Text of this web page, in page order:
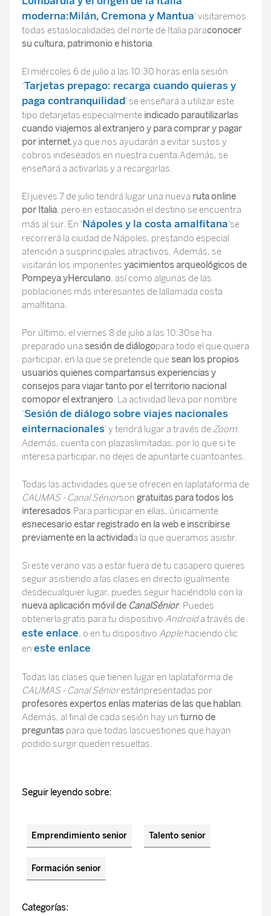
moderna:Milán, Cremona y Mantua’ visitaremos
todas estaslocalidades del norte de Italia paraconocer
su cultura, patrimonio e historia.
El miércoles 6 de julio a las 10:30 horas enla sesión
‘Tarjetas prepago: recarga cuando quieras y
paga contranquilidad’ se enseñará a utilizar este
tipo detarjetas especialmente indicado parautilizarlas
cuando viajemos al extranjero y para comprar y pagar
por internet,ya que nos ayudarán a evitar sustos y
cobros indeseados en nuestra cuenta.Además, se
enseñará a activarlas y a recargarlas.
El jueves 7 de julio tendrá lugar una nueva ruta online
por Italia, pero en estaocasión el destino se encuentra
más al sur. En ‘Nápoles y la costa amalfitana’se
recorrerá la ciudad de Nápoles, prestando especial
atención a susprincipales atractivos. Además, se
visitarán los imponentes yacimientos arqueológicos de
Pompeya yHerculano, así como algunas de las
poblaciones más interesantes de lallamada costa
amalfitana.
Por último, el viernes 8 de julio a las 10:30se ha
preparado una sesión de diálogopara todo el que quiera
participar, en la que se pretende que sean los propios
usuarios quienes compartansus experiencias y
consejos para viajar tanto por el territorio nacional
comopor el extranjero. La actividad lleva por nombre
‘Sesión de diálogo sobre viajes nacionales
einternacionales’ y tendrá lugar a través deZoom.
Además, cuenta con plazaslimitadas, por lo que si te
interesa participar, no dejes de apuntarte cuantoantes.
Todas las actividades que se ofrecen en laplataforma de
CAUMAS - Canal Séniorson gratuitas para todos los
interesados.Para participar en ellas, únicamente
esnecesario estar registrado en la web e inscribirse
previamente en la actividada la que queramos asistir.
Si este verano vas a estar fuera de tu casapero quieres
seguir asistiendo a las clases en directo igualmente
desdecualquier lugar, puedes seguir haciéndolo con la
nueva aplicación móvil de CanalSénior. Puedes
obtenerla gratis para tu dispositivo Androida través de
este enlace, o en tu dispositivo Applehaciendo clic
en este enlace.
Todas las clases que tienen lugar en laplataforma de
CAUMAS - Canal Séniorestánpresentadas por
profesores expertos enlas materias de las que hablan.
Además, al final de cada sesión hay un turno de
preguntas para que todas lascuestiones que hayan
podido surgir queden resueltas.
Seguir leyendo sobre:
Emprendimiento senior Talento senior
Formación senior
Categorías: